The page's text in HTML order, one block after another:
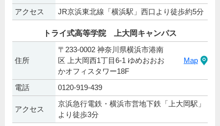
アクセス
JR京浜東北線「横浜駅」西口より徒歩約5分
トライ式高等学院 上大岡キャンパス
住所
〒233-0002 神奈川県横浜市港南
区 上大岡西1丁目6-1 ゆめおおお
かオフィスタワー18F
Map
電話 0120-919-439
アクセス
京浜急行電鉄・横浜市営地下鉄「上大岡駅」
より徒歩3分